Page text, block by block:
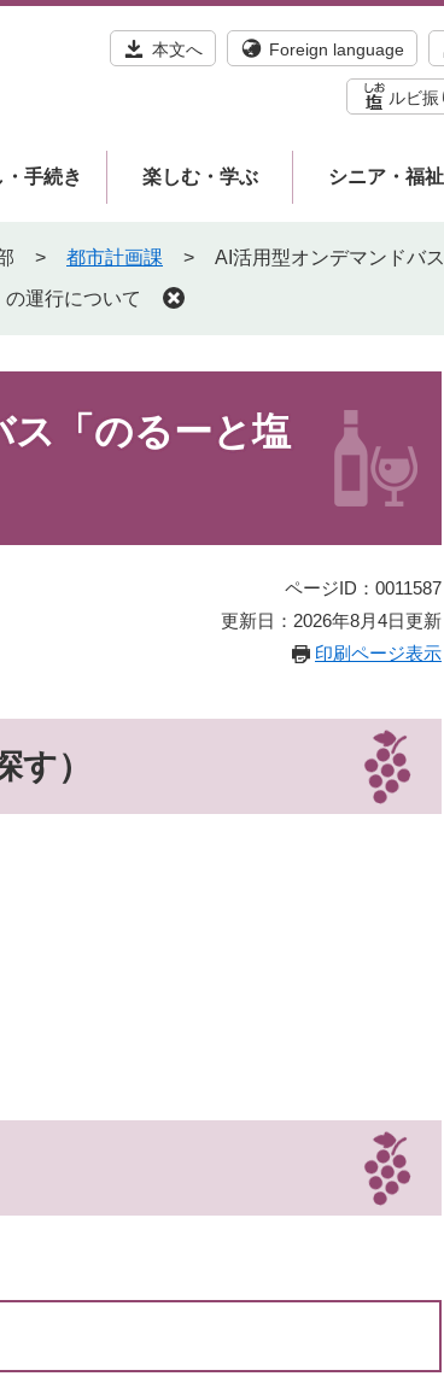
本文へ Foreign language
ルビ振
・手続き 楽しむ・学ぶ シニア・福祉
> 都市計画課 > AI活用型オンデマンドバ
運行について
「のるーと塩
ページID：0011587
更新日：2026年8月4日更新
印刷ページ表示
）